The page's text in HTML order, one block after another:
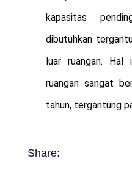
kapasitas
dibutuhkan
luar ruangan. Hal
ruangan sangat
tahun, tergantung
Share: